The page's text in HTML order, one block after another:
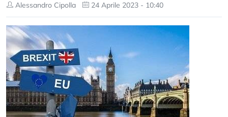
Alessandro Cipolla 24 Aprile 2023 - 10:40